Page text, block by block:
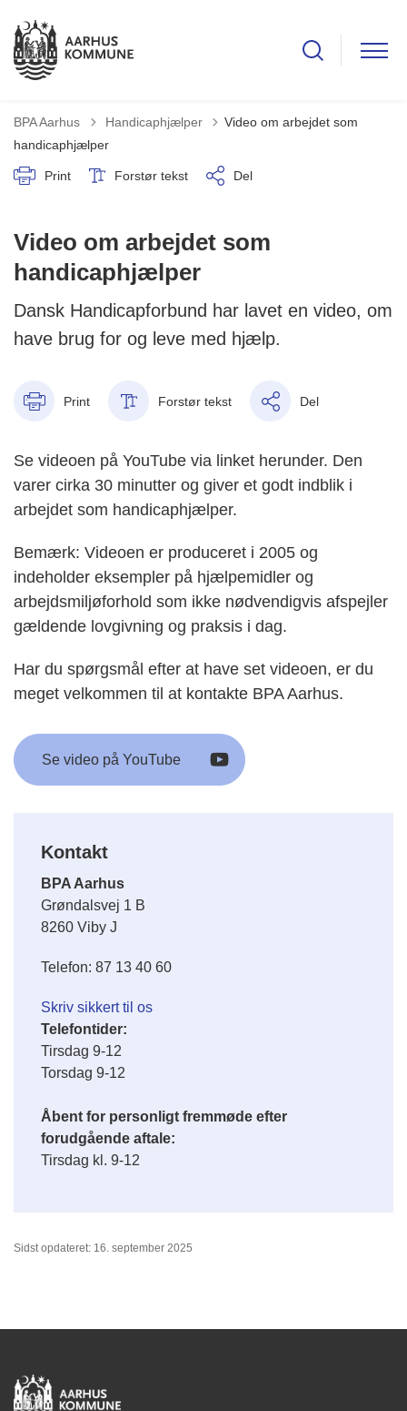
BPA Aarhus Tilbage til
Handicaphjælper
Video om arbejdet som
handicaphjælper
Print Forstør tekst Del
Video om arbejdet som
handicaphjælper
Dansk Handicapforbund har lavet en video, om
have brug for og leve med hjælp.
Print Forstør tekst Del
Se videoen på YouTube via linket herunder. Den
varer cirka 30 minutter og giver et godt indblik i
arbejdet som handicaphjælper.
Bemærk: Videoen er produceret i 2005 og
indeholder eksempler på hjælpemidler og
arbejdsmiljøforhold som ikke nødvendigvis afspejler
gældende lovgivning og praksis i dag.
Har du spørgsmål efter at have set videoen, er du
meget velkommen til at kontakte BPA Aarhus.
Se video på YouTube
Kontakt
BPA Aarhus
Grøndalsvej 1 B
8260 Viby J
Telefon: 87 13 40 60
Skriv sikkert til os
Telefontider:
Tirsdag 9-12
Torsdag 9-12
Åbent for personligt fremmøde efter
forudgående aftale:
Tirsdag kl. 9-12
Sidst opdateret: 16. september 2025